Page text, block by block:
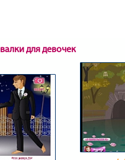
для девочек